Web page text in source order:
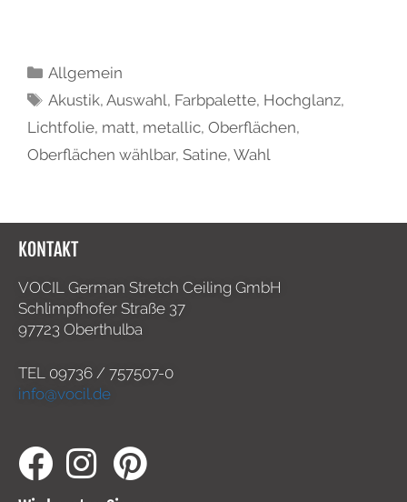
Allgemein
Akustik,Auswahl, Farbpalette, Hochglanz,
Lichtfolie, matt, metallic, Oberflächen,
Oberflächen wählbar, Satine, Wahl
KONTAKT
VOCIL German Stretch Ceiling GmbH
Schlimpfhofer Straße 37
97723 Oberthulba
TEL 09736 / 757507-0
info@vocil.de